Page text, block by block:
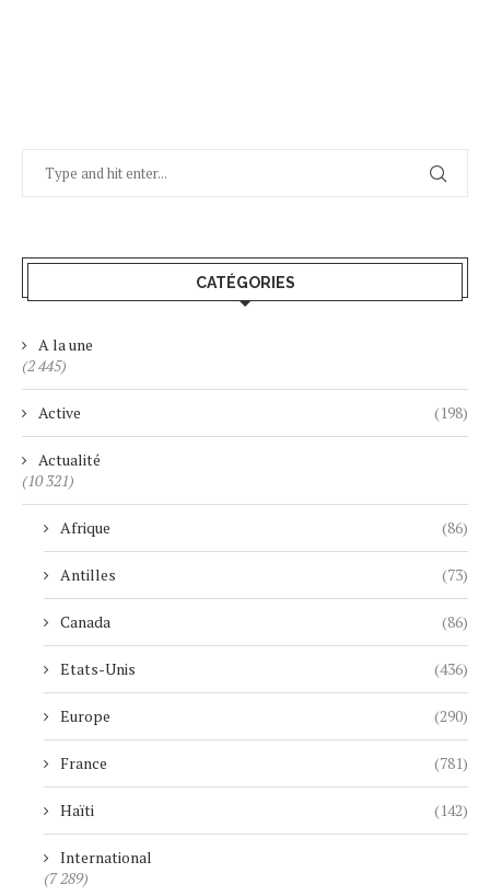
CATÉGORIES
A la une
(2 445)
Active (198)
Actualité
(10 321)
Afrique (86)
Antilles (73)
Canada (86)
Etats-Unis (436)
Europe (290)
France (781)
Haïti (142)
International
(7 289)